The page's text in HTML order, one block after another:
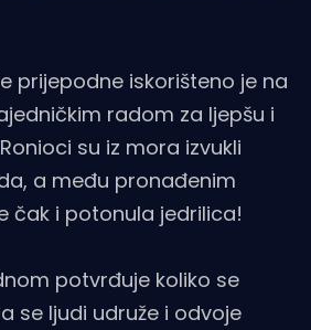
prijepodne iskorišteno je na
radom za ljepšu i
su iz mora izvukli
a među pronađenim
čak i potonula jedrilica!
potvrđuje koliko se
se ljudi udruže i odvoje